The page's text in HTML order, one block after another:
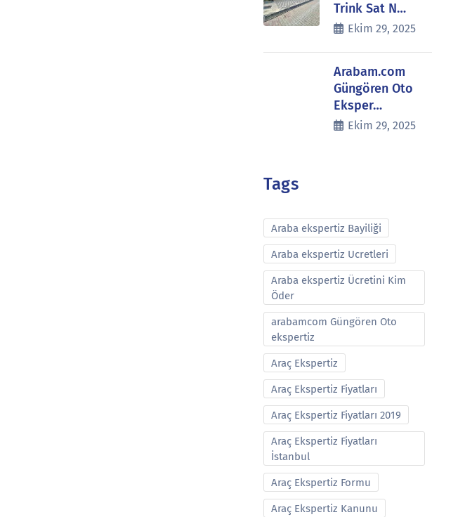
Trink Sat N…
Ekim 29, 2025
Arabam.com
Güngören Oto
Eksper…
Ekim 29, 2025
Tags
Araba ekspertiz Bayiliği
Araba ekspertiz Ucretleri
Araba ekspertiz Ücretini Kim
Öder
arabamcom Güngören Oto
ekspertiz
Araç Ekspertiz
Araç Ekspertiz Fiyatları
Araç Ekspertiz Fiyatları 2019
Araç Ekspertiz Fiyatları
İstanbul
Araç Ekspertiz Formu
Araç Ekspertiz Kanunu